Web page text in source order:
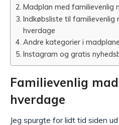
Madplan med familievenlig
Indkøbsliste til familievenlig
hverdage
Andre kategorier i
Instagram og gratis
Familievenlig
hverdage
Jeg spurgte for lidt tid siden